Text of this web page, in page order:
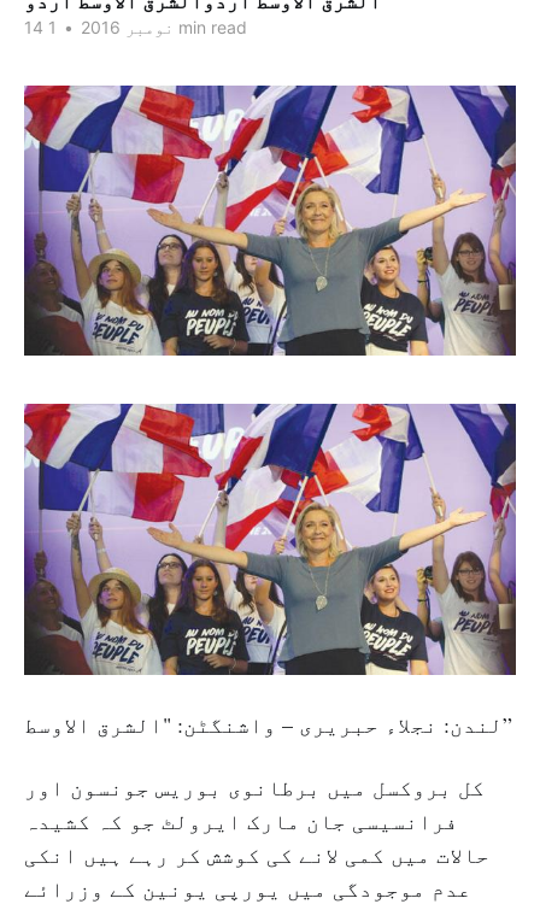
14 نومبر 2016 • 1 min read
لندن: نجلاء حبریری – واشنگٹن: "الشرق الاوسط”
کل بروکسل میں برطانوی بوریس جونسون اور
فرانسیسی جان مارک ایرولٹ جو کہ کشیدہ
حالات میں کمی لانے کی کوشش کر رہے ہیں انکی
عدم موجودگی میں یورپی یونین کے وزرائے